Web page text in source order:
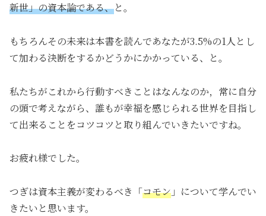
新世」の資本論である、と。
もちろんその未来は本書を読んであなたが3.5%の1人とし
て加わる決断をするかどうかにかかっている、と。
私たちがこれから行動すべきことはなんなのか，常に自分
の頭で考えながら、誰もが幸福を感じられる世界を目指し
て出来ることをコツコツと取り組んでいきたいですね。
お疲れ様でした。
つぎは資本主義が変わるべき「コモン 」について学んでい
きたいと思います。